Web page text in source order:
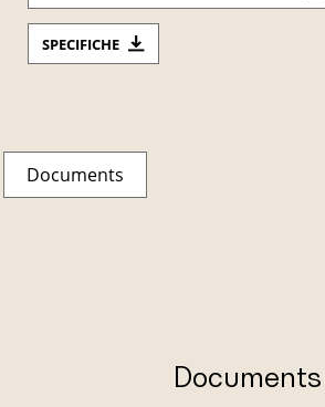
SPECIFICHE
Documents
Documents